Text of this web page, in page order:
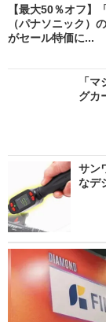
【最大50％オフ
（パナソニック）
がセール特価に...
「
グカ
サン
なデ